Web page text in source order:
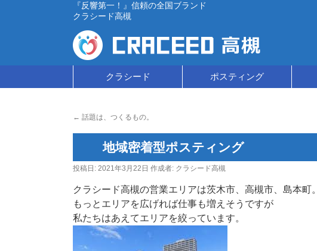
『反響第一！』信頼の全国ブランド
クラシード高槻
テ
ツ
へ
ス
クラシード ポスティング
← 話題は、つくるもの。
地域密着型ポスティング
投稿日: 2021年3月22日 作成者: クラシード高槻
クラシード高槻の営業エリアは茨木市、高槻市、島本町。
もっとエリアを広げれば仕事も増えそうですが
私たちはあえてエリアを絞っています。